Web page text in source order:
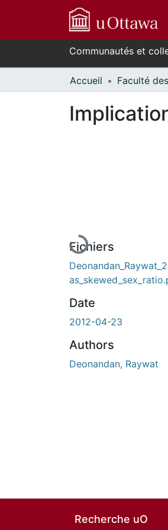
Communautés et
Accueil
En cours de chargement...
Fichiers
Date
2012-04-23
Authors
Deonandan, Raywat
Recherche uO